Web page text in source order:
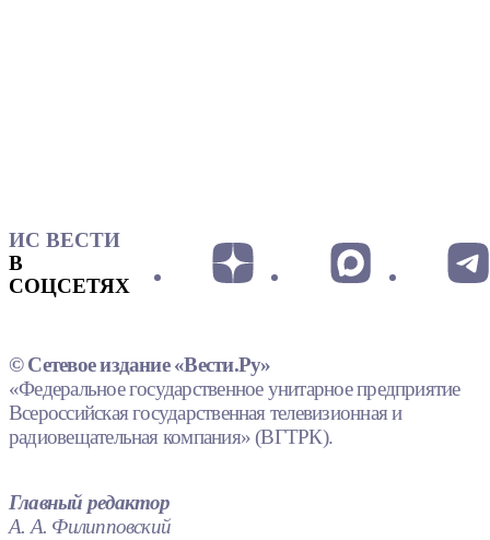
ИС ВЕСТИ
В
СОЦСЕТЯХ
© Сетевое издание «Вести.Ру»
«Федеральное государственное унитарное предприятие
Всероссийская государственная телевизионная и
радиовещательная компания» (ВГТРК).
Главный редактор
А. А. Филипповский